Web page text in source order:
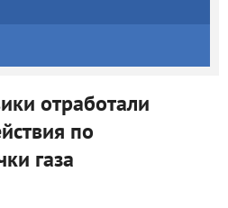
отработали
по
газа